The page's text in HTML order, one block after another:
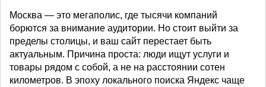
Москва — это мегаполис, где тысячи компаний
борются за внимание аудитории. Но стоит выйти за
пределы столицы, и ваш сайт перестает быть
актуальным. Причина проста: люди ищут услуги и
товары рядом с собой, а не на расстоянии сотен
километров. В эпоху локального поиска Яндекс чаще